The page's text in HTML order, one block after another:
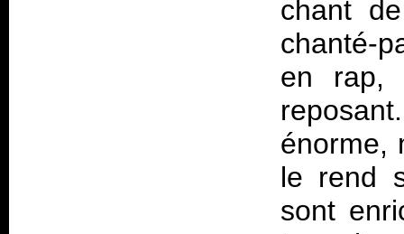
chant
chanté-
en rap,
énorme,
le rend
sont